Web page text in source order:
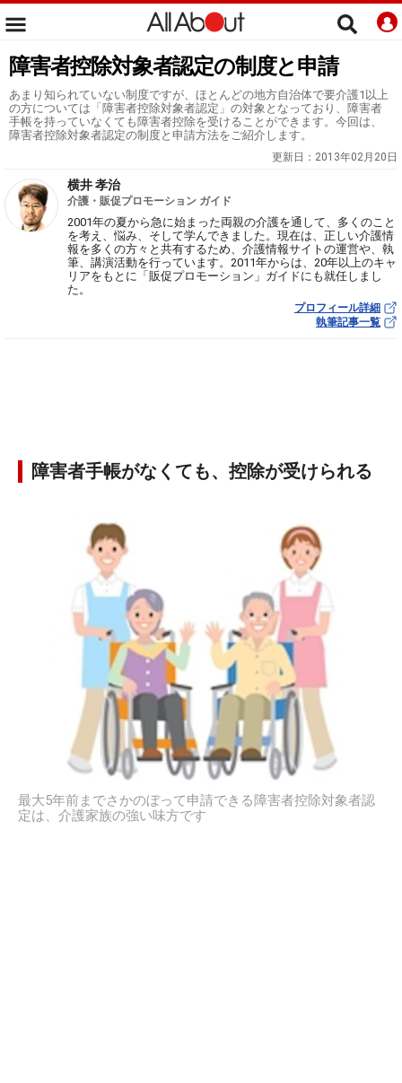
障害者控除対象者認定の制度と申請
あまり知られていない制度ですが、ほとんどの地方自治体で要介護1以上
の方については「障害者控除対象者認定」の対象となっており、障害者
手帳を持っていなくても障害者控除を受けることができます。今回は、
障害者控除対象者認定の制度と申請方法をご紹介します。
更新日： 2013年02月20日
横井 孝治
介護・販促プロモーション ガイド
2001年の夏から急に始まった両親の介護を通して、多くのこと
を考え、悩み、そして学んできました。現在は、正しい介護情
報を多くの方々と共有するため、介護情報サイトの運営や、執
筆、講演活動を行っています。2011年からは、20年以上のキャ
リアをもとに「販促プロモーション」ガイドにも就任しまし
た。
プロフィール詳細
執筆記事一覧
障害者手帳がなくても、控除が受けられる
最大5年前までさかのぼって申請できる障害者控除対象者認
定は、介護家族の強い味方です